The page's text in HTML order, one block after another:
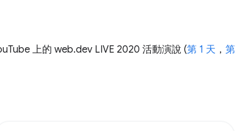
上的 web.dev LIVE 2020 活動演說 (第 1 天 ， 第